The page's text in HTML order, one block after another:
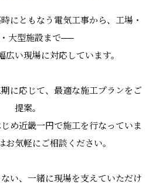
にともなう電気工事から、工場・
大型施設まで──
広い現場に対応しています。
に応じて、最適な施工プランをご
提案。
め近畿一円で施工を行なっていま
お気軽にご相談ください。
い、一緒に現場を支えていただけ